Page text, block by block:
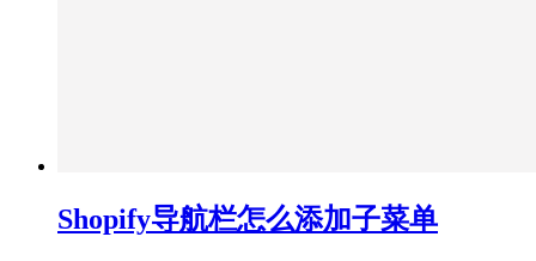
Shopify导航栏怎么添加子菜单